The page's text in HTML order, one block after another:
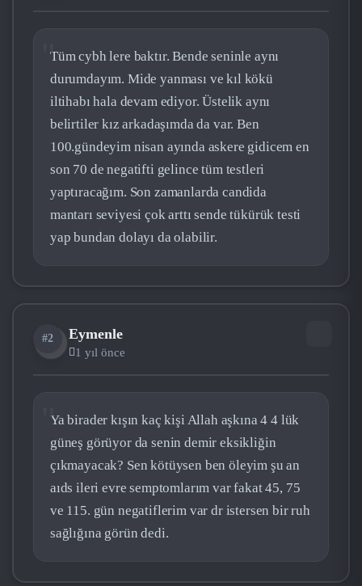
Tüm cybh lere baktır. Bende seninle aynı
durumdayım. Mide yanması ve kıl kökü
iltihabı hala devam ediyor. Üstelik aynı
belirtiler kız arkadaşımda da var. Ben
100.gündeyim nisan ayında askere gidicem en
son 70 de negatifti gelince tüm testleri
yaptıracağım. Son zamanlarda candida
mantarı seviyesi çok arttı sende tükürük testi
yap bundan dolayı da olabilir.
#2
EY
Eymenle
1 yıl önce
Ya birader kışın kaç kişi Allah aşkına 4 4 lük
güneş görüyor da senin demir eksikliğin
çıkmayacak? Sen kötüysen ben öleyim şu an
aıds ileri evre semptomlarım var fakat 45, 75
ve 115. gün negatiflerim var dr istersen bir ruh
sağlığına görün dedi.